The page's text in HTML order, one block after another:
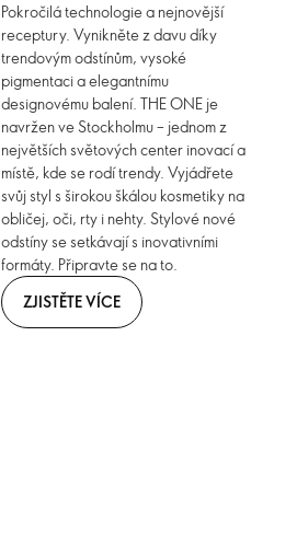
Pokročilá technologie a nejnovější
receptury. Vynikněte z davu díky
trendovým odstínům, vysoké
pigmentaci a elegantnímu
designovému balení. THE ONE je
navržen ve Stockholmu – jednom z
největších světových center inovací a
místě, kde se rodí trendy. Vyjádřete
svůj styl s širokou škálou kosmetiky na
obličej, oči, rty i nehty. Stylové nové
odstíny se setkávají s inovativními
formáty. Připravte se na to.
ZJISTĚTE VÍCE